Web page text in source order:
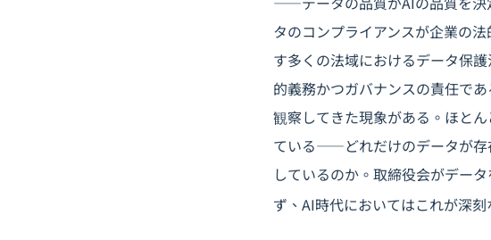
タのコンプライアンスが企業の
す多くの法域におけるデータ保
的義務かつガバナンスの責任で
観察してきた現象がある。ほと
ている――どれだけのデータが存
しているのか。取締役会がデー
ず、AI時代においてはこれが深